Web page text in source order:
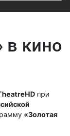
в кино
при
«Золотая